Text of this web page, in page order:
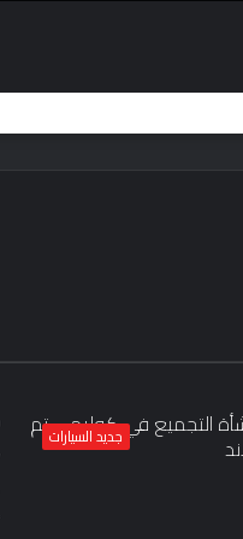
جديد السيارات